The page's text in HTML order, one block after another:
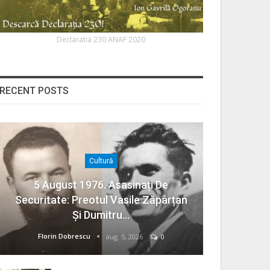
Declaratia 230 ANAF 2020
POSTS
Cultură
5 August 1976. Asasinați De
Securitate: Preotul Vasile Zăpârțan
Și Dumitru…
Florin Dobrescu aug. 5, 2026 0